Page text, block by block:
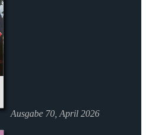
Ausgabe 70, April 2026